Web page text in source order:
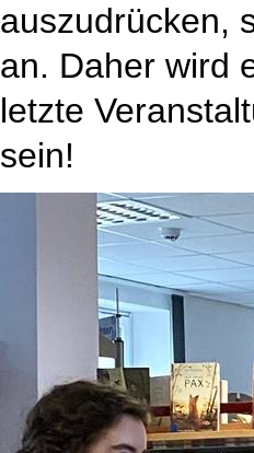
auszudrücken,
an. Daher wird
letzte
sein!